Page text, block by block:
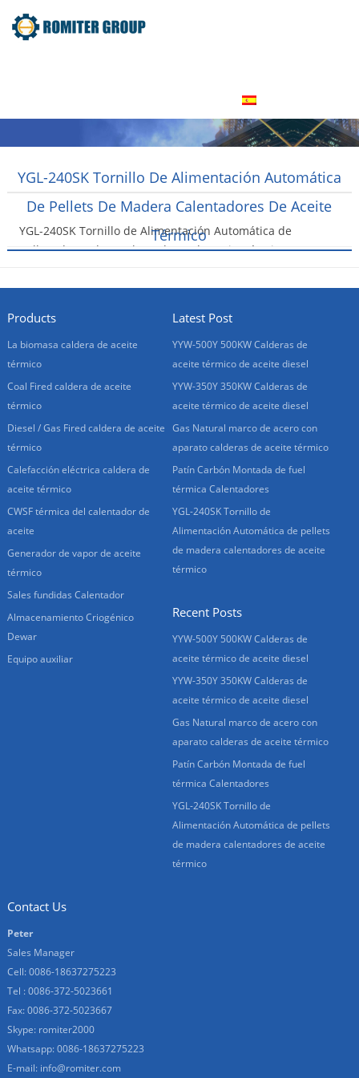
YGL-240SK Tornillo De Alimentación Automática
De Pellets De Madera Calentadores De Aceite
Térmico
YGL-240SK Tornillo de Alimentación Automática de
pellets de madera calentadores de aceite térmico
Products
La biomasa caldera de aceite
térmico
Coal Fired caldera de aceite
térmico
Diesel / Gas Fired caldera de aceite
térmico
Calefacción eléctrica caldera de
aceite térmico
CWSF térmica del calentador de
aceite
Generador de vapor de aceite
térmico
Sales fundidas Calentador
Almacenamiento Criogénico
Dewar
Equipo auxiliar
Latest Post
YYW-500Y 500KW Calderas de
aceite térmico de aceite diesel
YYW-350Y 350KW Calderas de
aceite térmico de aceite diesel
Gas Natural marco de acero con
aparato calderas de aceite térmico
Patín Carbón Montada de fuel
térmica Calentadores
YGL-240SK Tornillo de
Alimentación Automática de pellets
de madera calentadores de aceite
térmico
Recent Posts
YYW-500Y 500KW Calderas de
aceite térmico de aceite diesel
YYW-350Y 350KW Calderas de
aceite térmico de aceite diesel
Gas Natural marco de acero con
aparato calderas de aceite térmico
Patín Carbón Montada de fuel
térmica Calentadores
YGL-240SK Tornillo de
Alimentación Automática de pellets
de madera calentadores de aceite
térmico
Contact Us
Peter
Sales Manager
Cell: 0086-18637275223
Tel : 0086-372-5023661
Fax: 0086-372-5023667
Skype: romiter2000
Whatsapp:0086-18637275223
E-mail: info@romiter.com